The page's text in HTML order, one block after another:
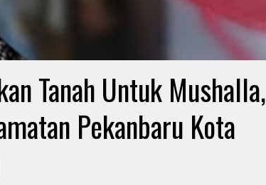
Tanah Untuk Mushalla,
Pekanbaru Kota